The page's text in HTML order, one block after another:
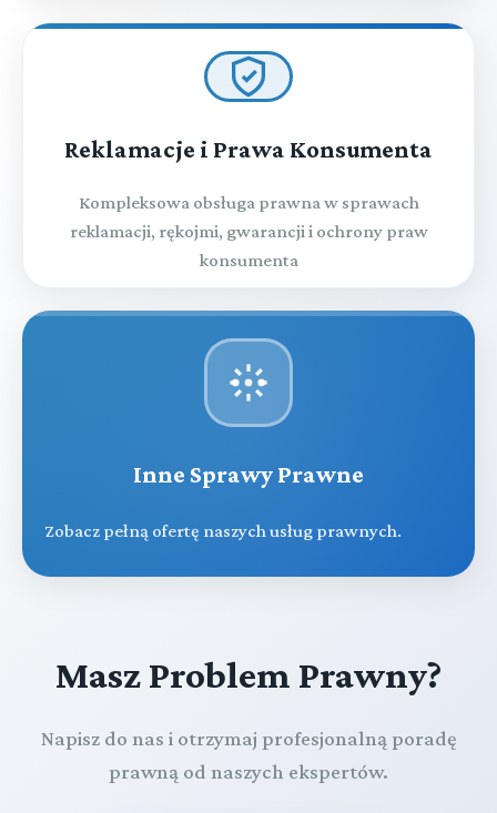
Reklamacje i Prawa Konsumenta
Kompleksowa obsługa prawna w sprawach
reklamacji, rękojmi, gwarancji i ochrony praw
konsumenta
Inne Sprawy Prawne
Zobacz pełną ofertę naszych usług prawnych.
Masz Problem Prawny?
Napisz do nas i otrzymaj profesjonalną poradę
prawną od naszych ekspertów.